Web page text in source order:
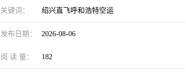
关键词： 绍兴直飞呼和浩特空运
发布日期： 2026-08-06
阅 读 量： 182